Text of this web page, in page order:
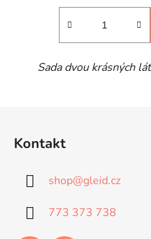
Sada dvou krásných
Kontakt
shop@gleid.cz
773 373 738